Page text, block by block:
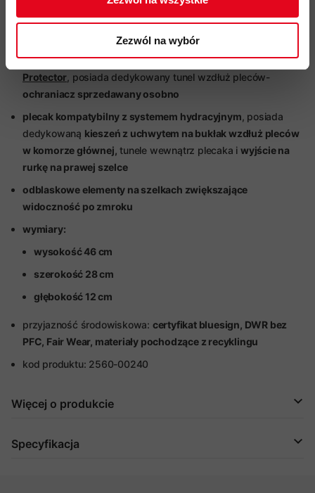
Zezwól na wybór
3 pionowe taśmy Daisy Chaindo zamontowania
dodatkowego sprzętu na froncie plecaka
plecak kompatybilny z ochraniaczem plecówMammut Back
Protector posiada dedykowany tunel wzdłuż pleców-
ochraniacz sprzedawany osobno
plecak kompatybilny z systemem hydracyjnym, posiada
dedykowaną kieszeń z uchwytem na bukłak wzdłuż pleców
w komorze głównej, tunele wewnątrz plecaka iwyjście na
rurkę na prawej szelce
odblaskowe elementy na szelkach zwiększające
widoczność po zmroku
wymiary:
wysokość 46 cm
szerokość 28 cm
głębokość 12 cm
przyjazność środowiskowa: certyfikat bluesign, DWR bez
PFC, Fair Wear, materiały pochodzące z recyklingu
kod produktu: 2560-00240
Więcej o produkcie
Specyfikacja